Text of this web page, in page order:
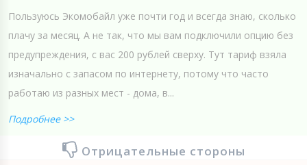
Пользуюсь Экомобайл уже почти год и всегда знаю, сколько
плачу за месяц. А не так, что мы вам подключили опцию без
предупреждения, с вас 200 рублей сверху. Тут тариф взяла
изначально с запасом по интернету, потому что часто
работаю из разных мест - дома, в...
Подробнее >>
Отрицательные стороны